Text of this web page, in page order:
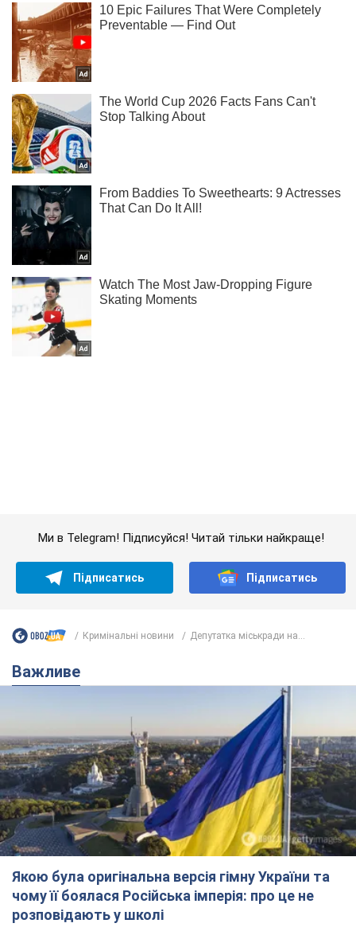
Якою була оригінальна версія гімну України та
чому її боялася Російська імперія: про це не
розповідають у школі
Державним символом є тільки перший куплет та приспів пісні
6 годин тому 25,7 т.
Олександру Пономарьову – 53: що
відомо про трьох дітей секс-
символа 90-х та який вигляд вони
мають
За розвитком кар'єри артист не забував про